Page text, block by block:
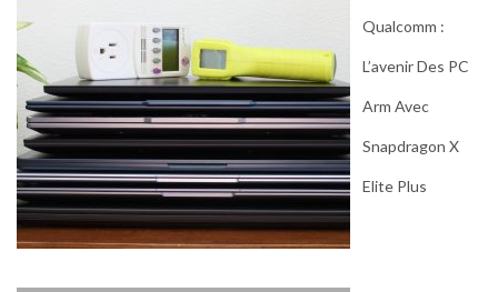
Qualcomm :
L’avenir Des PC
Arm Avec
Snapdragon X
Elite Plus